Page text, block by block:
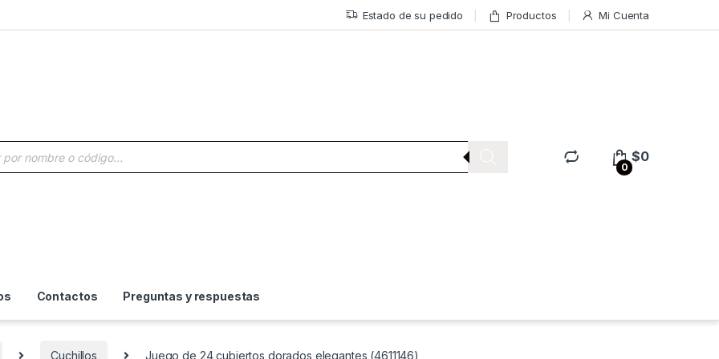
Estado de su pedido Productos Mi Cuenta
de productos
0
$0
Contactos Preguntas y respuestas
Cuchillos Juego de 24 cubiertos dorados elegantes (4611146)